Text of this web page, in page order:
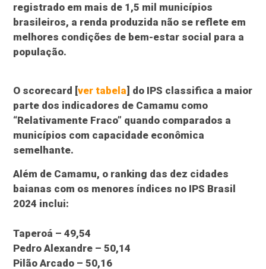
registrado em mais de 1,5 mil municípios
brasileiros, a renda produzida não se reflete em
melhores condições de bem-estar social para a
população.
O scorecard [ver tabela] do IPS classifica a maior
parte dos indicadores de Camamu como
“Relativamente Fraco” quando comparados a
municípios com capacidade econômica
semelhante.
Além de Camamu, o ranking das dez cidades
baianas com os menores índices no IPS Brasil
2024 inclui:
Taperoá – 49,54
Pedro Alexandre – 50,14
Pilão Arcado – 50,16